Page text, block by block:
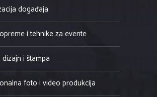
događaja
i tehnike za evente
i štampa
foto i video produkcija